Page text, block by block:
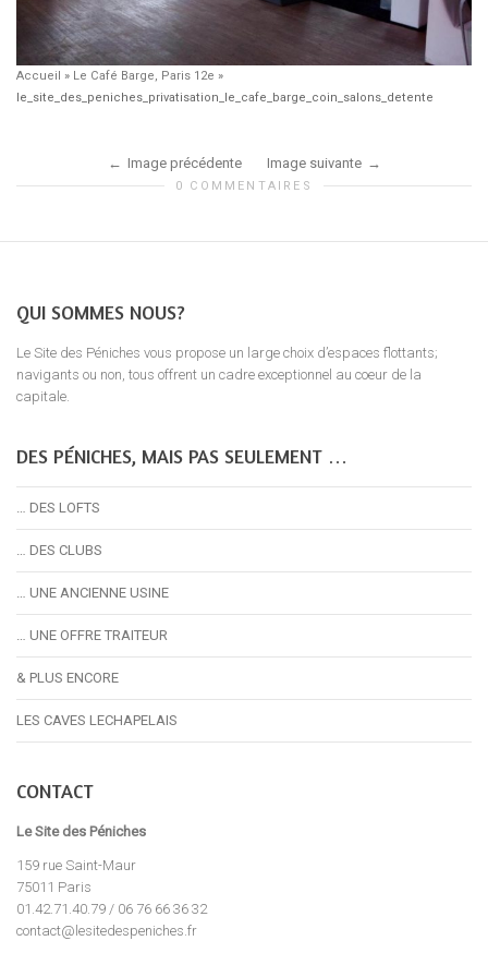
Accueil » Le Café Barge, Paris 12e »
le_site_des_peniches_privatisation_le_cafe_barge_coin_salons_detente
Image précédente Image suivante
0 COMMENTAIRES
QUI SOMMES NOUS?
Le Site des Péniches vous propose un large choix d’espaces flottants;
navigants ou non, tous offrent un cadre exceptionnel au coeur de la
capitale.
DES PÉNICHES, MAIS PAS SEULEMENT …
… DES LOFTS
… DES CLUBS
… UNE ANCIENNE USINE
… UNE OFFRE TRAITEUR
& PLUS ENCORE
LES CAVES LECHAPELAIS
CONTACT
Le Site des Péniches
159 rue Saint-Maur
75011 Paris
01.42.71.40.79 / 06 76 66 36 32
contact@lesitedespeniches.fr